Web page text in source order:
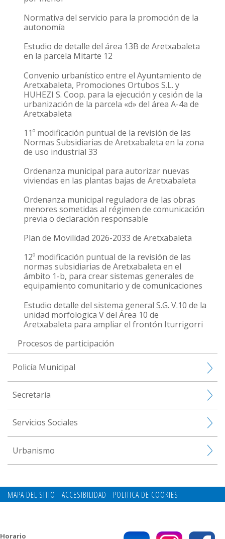
Normativa del servicio para la promoción de la
autonomía
Estudio de detalle del área 13B de Aretxabaleta
en la parcela Mitarte 12
Convenio urbanístico entre el Ayuntamiento de
Aretxabaleta, Promociones Ortubos S.L. y
HUHEZI S. Coop. para la ejecución y cesión de la
urbanización de la parcela «d» del área A-4a de
Aretxabaleta
11º modificación puntual de la revisión de las
Normas Subsidiarias de Aretxabaleta en la zona
de uso industrial 33
Ordenanza municipal para autorizar nuevas
viviendas en las plantas bajas de Aretxabaleta
Ordenanza municipal reguladora de las obras
menores sometidas al régimen de comunicación
previa o declaración responsable
Plan de Movilidad 2026-2033 de Aretxabaleta
12º modificación puntual de la revisión de las
normas subsidiarias de Aretxabaleta en el
ámbito 1-b, para crear sistemas generales de
equipamiento comunitario y de comunicaciones
Estudio detalle del sistema general S.G. V.10 de la
unidad morfologica V del Área 10 de
Aretxabaleta para ampliar el frontón Iturrigorri
Procesos de participación
Policía Municipal
Secretaría
Servicios Sociales
Urbanismo
MAPA DEL SITIO ACCESIBILIDAD
POLITICA DE COOKIES
Horario